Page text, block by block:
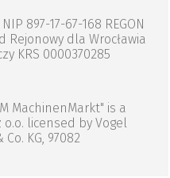
897-17-67-168 REGON
Rejonowy dla Wrocławia
KRS 0000370285
MachinenMarkt" is a
licensed by Vogel
KG, 97082